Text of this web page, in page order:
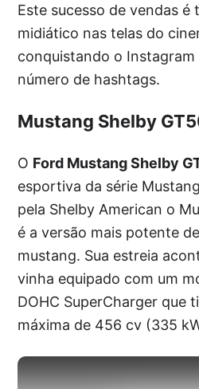
Este sucesso de vendas é
midiático nas telas do
conquistando o
número de hashtags.
Mustang Shelby
O Ford Mustang Shelby
esportiva da série
pela Shelby American o
é a versão mais potente
mustang. Sua estreia
vinha equipado com um
DOHC SuperCharger que
máxima de 456 cv (335